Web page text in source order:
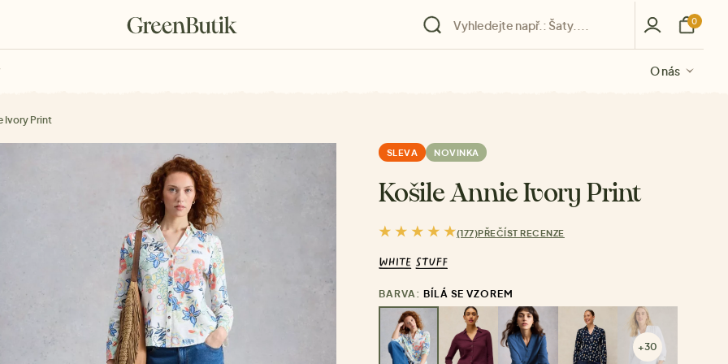
O nás
O nás
O nás
poukazy O nás
O nás
0
Ivory Print
SLEVA NOVINKA
Košile Annie Ivory Print
(177)PŘEČÍST RECENZE
BARVA: BÍLÁ SE VZOREM
+30